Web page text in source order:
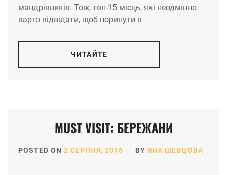
мандрівників. Тож, топ-15 місць, які неодмінно
варто відвідати, щоб поринути в
ЧИТАЙТЕ
MUST VISIT: БЕРЕЖАНИ
POSTED ON 2 СЕРПНЯ, 2016 BY ЯНА ШЕВЦОВА